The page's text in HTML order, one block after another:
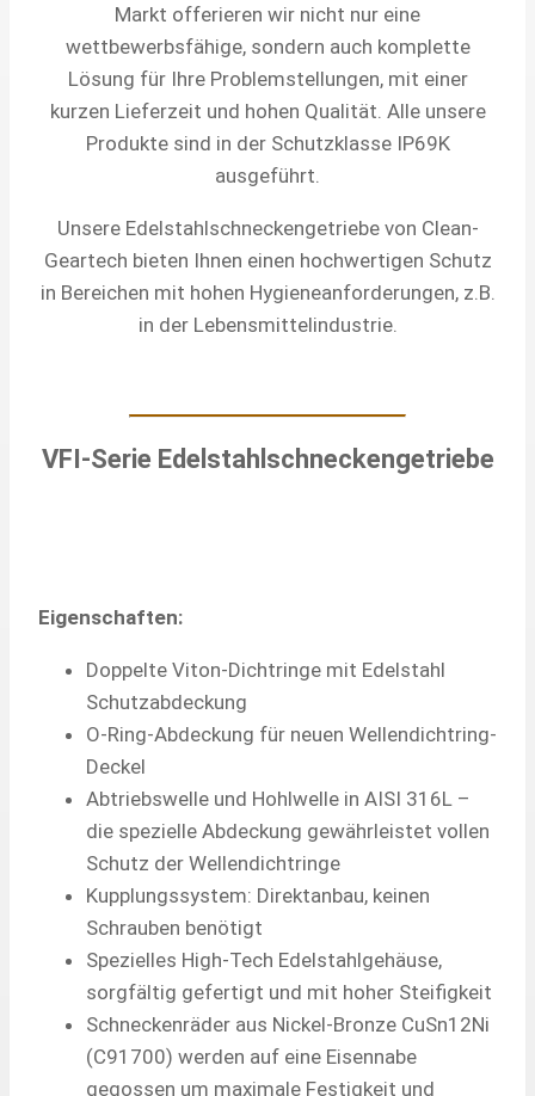
Markt offerieren wir nicht nur eine
wettbewerbsfähige, sondern auch komplette
Lösung für Ihre Problemstellungen, mit einer
kurzen Lieferzeit und hohen Qualität. Alle unsere
Produkte sind in der Schutzklasse IP69K
ausgeführt.
Unsere Edelstahlschneckengetriebe von Clean-
Geartech bieten Ihnen einen hochwertigen Schutz
in Bereichen mit hohen Hygieneanforderungen, z.B.
in der Lebensmittelindustrie.
VFI-Serie Edelstahlschneckengetriebe
Eigenschaften:
Doppelte Viton-Dichtringe mit Edelstahl
Schutzabdeckung
O-Ring-Abdeckung für neuen Wellendichtring-
Deckel
Abtriebswelle und Hohlwelle in AISI 316L –
die spezielle Abdeckung gewährleistet vollen
Schutz der Wellendichtringe
Kupplungssystem: Direktanbau, keinen
Schrauben benötigt
Spezielles High-Tech Edelstahlgehäuse,
sorgfältig gefertigt und mit hoher Steifigkeit
Schneckenräder aus Nickel-Bronze CuSn12Ni
(C91700) werden auf eine Eisennabe
gegossen um maximale Festigkeit und